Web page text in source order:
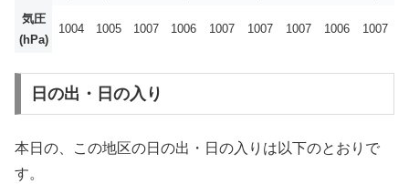
気圧
(hPa)
1004 1005 1007 1006 1007 1007 1007 1006 1007
日の出・日の入り
本日の、この地区の日の出・日の入りは以下のとおりで
す。